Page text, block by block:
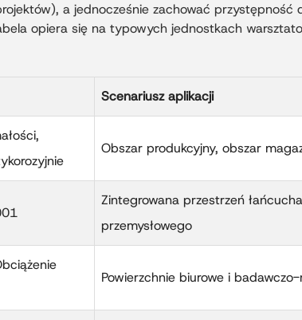
a jednocześnie zachować przystępność
opiera się na typowych jednostkach
Scenariusz aplikacji
Obszar produkcyjny, obszar
Zintegrowana przestrzeń łańcucha
przemysłowego
Powierzchnie biurowe i